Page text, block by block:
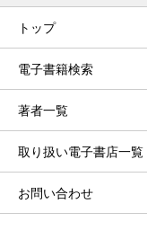
トップ
電子書籍検索
著者一覧
取り扱い電子書店一覧
お問い合わせ